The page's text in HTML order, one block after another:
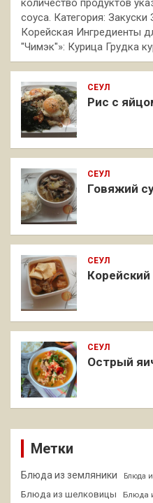
количество продуктов
соуса. Категория:
Корейская Ингредиенты
"Чимэк"»: Курица Грудка
СЕУЛ
Рис с
СЕУЛ
Говяжий
СЕУЛ
СЕУЛ
Острый
Метки
Блюда из земляники Блюда
Блюда из шелковицы Блюда